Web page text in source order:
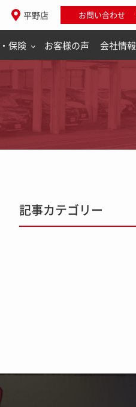
平野店 お問い合わせ
保険 お客様の声 会社情報
記事カテゴリー